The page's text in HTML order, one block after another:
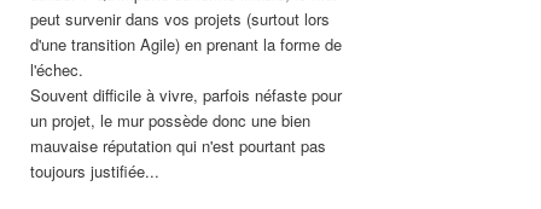
peut survenir dans vos projets (surtout lors
d'une transition Agile) en prenant la forme de
l'échec.
Souvent difficile à vivre, parfois néfaste pour
un projet, le mur possède donc une bien
mauvaise réputation qui n'est pourtant pas
toujours justifiée...